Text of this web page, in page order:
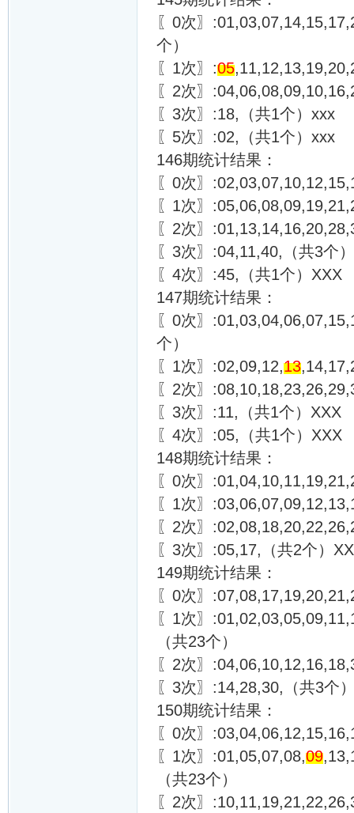
〖0次〗
个）
〖1次〗:05
〖2次〗
〖3次〗:18,（共1个）xxx
〖5次〗:02,（共1个）xxx
146期统计结果：
〖0次〗
〖1次〗
〖2次〗
〖3次〗:04,11,40,（共3个
〖4次〗:45,（共1个）XXX
147期统计结果：
〖0次〗
个）
〖1次〗:02,09,12,13
〖2次〗
〖3次〗:11,（共1个）XXX
〖4次〗:05,（共1个）XXX
148期统计结果：
〖0次〗
〖1次〗
〖2次〗
〖3次〗:05,17,（共2个）
149期统计结果：
〖0次〗
〖1次〗
（共23个）
〖2次〗
〖3次〗:14,28,30,（共3个
150期统计结果：
〖0次〗
〖1次〗:01,05,07,08,09
（共23个）
〖2次〗